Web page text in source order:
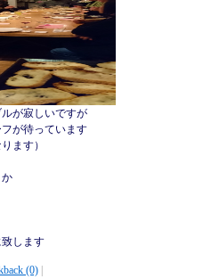
が寂しいですが
が待っています
ます）
します
(0)